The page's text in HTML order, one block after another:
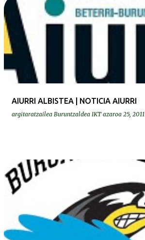
AIURRI ALBISTEA | NOTICIA AIURRI
argitaratzailea Buruntzaldea IKT azaroa 25, 2011